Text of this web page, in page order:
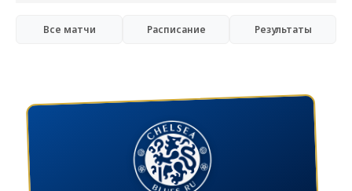
Все матчи Расписание Результаты